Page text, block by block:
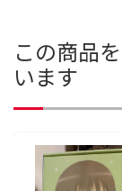
この商品
います